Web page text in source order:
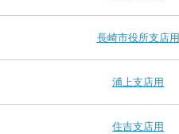
長崎市役所支店用
浦上支店用
住吉支店用